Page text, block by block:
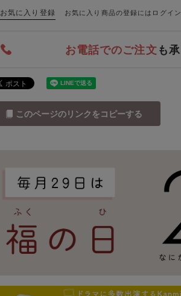
お気に入り登録 お気に入り商品の登録にはログイ
お電話でのご注文も
このページのリンクをコピーする